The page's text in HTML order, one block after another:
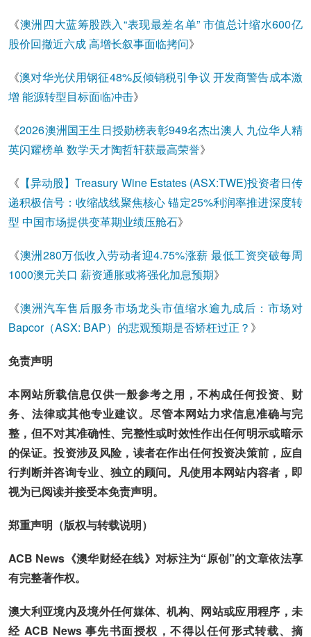
《澳洲四大蓝筹股跌入“表现最差名单” 市值总计缩水600亿
股价回撤近六成 高增长叙事面临拷问》
《澳对华光伏用钢征48%反倾销税引争议 开发商警告成本激
增 能源转型目标面临冲击》
《2026澳洲国王生日授勋榜表彰949名杰出澳人 九位华人精
英闪耀榜单 数学天才陶哲轩获最高荣誉》
《 【异动股】Treasury Wine Estates (ASX:TWE)投资者日传
递积极信号：收缩战线聚焦核心 锚定25%利润率推进深度转
型 中国市场提供变革期业绩压舱石》
《澳洲280万低收入劳动者迎4.75%涨薪 最低工资突破每周
1000澳元关口 薪资通胀或将强化加息预期》
《澳洲汽车售后服务市场龙头市值缩水逾九成后：市场对
Bapcor（ASX: BAP）的悲观预期是否矫枉过正？ 》
免责声明
本网站所载信息仅供一般参考之用，不构成任何投资、财
务、法律或其他专业建议。尽管本网站力求信息准确与完
整，但不对其准确性、完整性或时效性作出任何明示或暗示
的保证。投资涉及风险，读者在作出任何投资决策前，应自
行判断并咨询专业、独立的顾问。凡使用本网站内容者，即
视为已阅读并接受本免责声明。
郑重声明（版权与转载说明）
ACB News《澳华财经在线》对标注为“原创”的文章依法享
有完整著作权。
澳大利亚境内及境外任何媒体、机构、网站或应用程序，未
经 ACB News 事先书面授权，不得以任何形式转载、摘